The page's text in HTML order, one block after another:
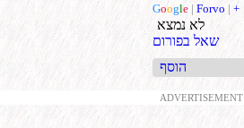
Google | Forvo | +
לא נמצא
שאל בפורום
הוסף
ADVERTISEMENT